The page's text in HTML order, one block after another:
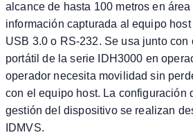
alcance de hasta 100 metros en
información capturada al equipo
USB 3.0 o RS-232. Se usa junto
portátil de la serie IDH3000 en
operador necesita movilidad sin
con el equipo host. La configuración
gestión del dispositivo se realizan
IDMVS.